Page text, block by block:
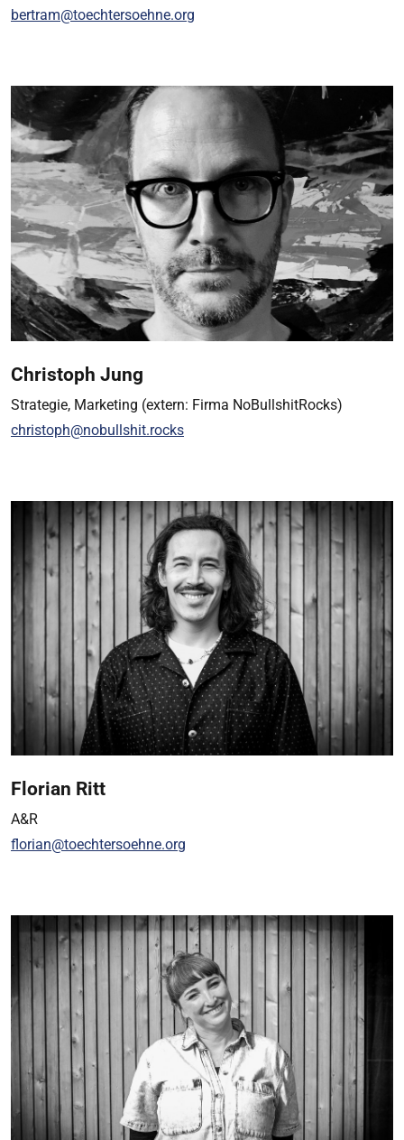
bertram@toechtersoehne.org
Christoph Jung
Strategie, Marketing (extern: Firma NoBullshitRocks)
christoph@nobullshit.rocks
Florian Ritt
A&R
florian@toechtersoehne.org